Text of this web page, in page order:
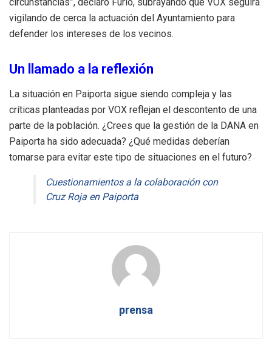
vigilando de cerca la actuación del Ayuntamiento para
defender los intereses de los vecinos.
Un llamado a la reflexión
La situación en Paiporta sigue siendo compleja y las
críticas planteadas por VOX reflejan el descontento de una
parte de la población. ¿Crees que la gestión de la DANA en
Paiporta ha sido adecuada? ¿Qué medidas deberían
tomarse para evitar este tipo de situaciones en el futuro?
Cuestionamientos a la colaboración con
Cruz Roja en Paiporta
prensa